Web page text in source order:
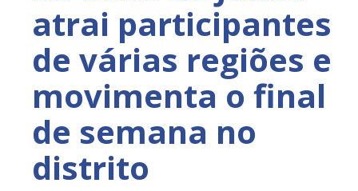
atrai participantes
de várias regiões e
movimenta o final
de semana no
distrito